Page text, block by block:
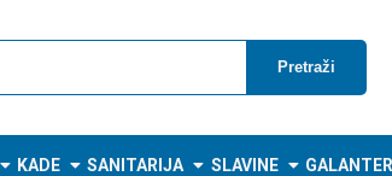
Pretraži
KADE SANITARIJA SLAVINE